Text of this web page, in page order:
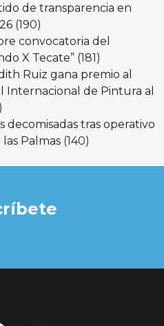
de transparencia en
(190)
convocatoria del
X Tecate” (181)
Ruiz gana premio al
Internacional de Pintura al
decomisadas tras operativo
Palmas (140)